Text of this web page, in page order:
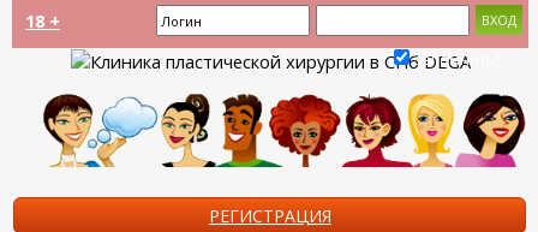
18 +
Запомнить?
РЕГИСТРАЦИЯ